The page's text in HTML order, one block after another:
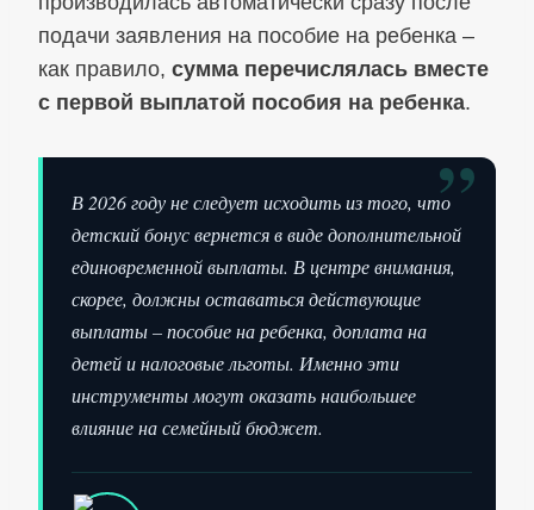
подачи заявления на пособие на ребенка –
как правило, сумма перечислялась вместе
с первой выплатой пособия на ребенка.
”
В 2026 году не следует исходить из того, что
детский бонус вернется в виде дополнительной
единовременной выплаты. В центре внимания,
скорее, должны оставаться действующие
выплаты – пособие на ребенка, доплата на
детей и налоговые льготы. Именно эти
инструменты могут оказать наибольшее
влияние на семейный бюджет.